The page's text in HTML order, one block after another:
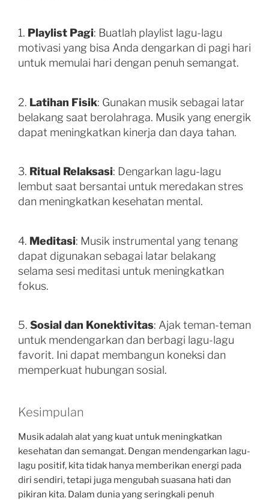
1. Playlist Pagi: Buatlah playlist lagu-lagu
motivasi yang bisa Anda dengarkan di pagi hari
untuk memulai hari dengan penuh semangat.
2. Latihan Fisik: Gunakan musik sebagai latar
belakang saat berolahraga. Musik yang energik
dapat meningkatkan kinerja dan daya tahan.
3. Ritual Relaksasi: Dengarkan lagu-lagu
lembut saat bersantai untuk meredakan stres
dan meningkatkan kesehatan mental.
4. Meditasi: Musik instrumental yang tenang
dapat digunakan sebagai latar belakang
selama sesi meditasi untuk meningkatkan
fokus.
5. Sosial dan Konektivitas: Ajak teman-teman
untuk mendengarkan dan berbagi lagu-lagu
favorit. Ini dapat membangun koneksi dan
memperkuat hubungan sosial.
Kesimpulan
Musik adalah alat yang kuat untuk meningkatkan
kesehatan dan semangat. Dengan mendengarkan lagu-
lagu positif, kita tidak hanya memberikan energi pada
diri sendiri, tetapi juga mengubah suasana hati dan
pikiran kita. Dalam dunia yang seringkali penuh